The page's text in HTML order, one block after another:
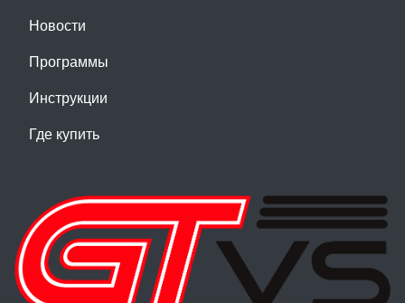
Новости
Программы
Инструкции
Где купить